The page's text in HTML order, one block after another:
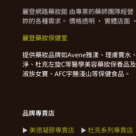
麗登網路藥妝館 由專業的藥師團隊經
妳的各種需求。 價格透明 · 實體店面
麗登藥妝保健室
提供藥妝品牌如Avene雅漾、理膚寶水
淨、杜克左旋C等醫學美容藥妝保養品
淑旂女寶、AFC宇勝淺山等保健食品。
品牌專賣店
► 美德凝膠專賣店 ► 杜克系列專賣店